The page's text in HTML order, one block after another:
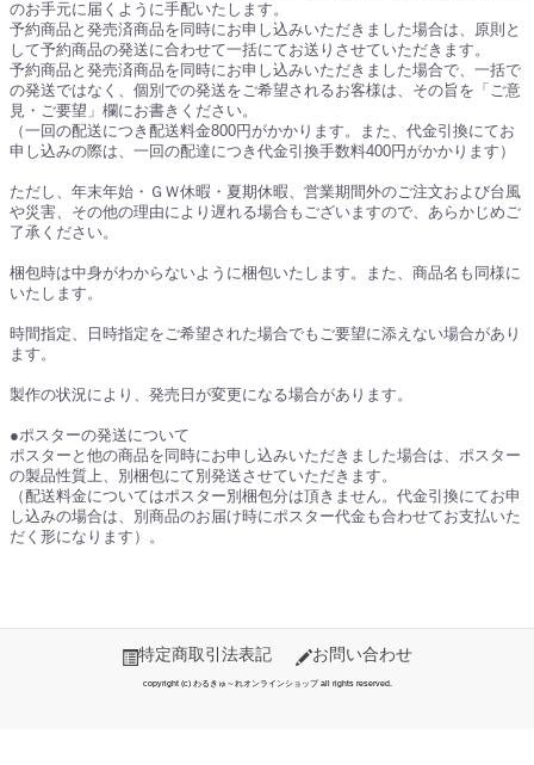
のお手元に届くように手配いたします。
予約商品と発売済商品を同時にお申し込みいただきました場合は、原則と
して予約商品の発送に合わせて一括にてお送りさせていただきます。
予約商品と発売済商品を同時にお申し込みいただきました場合で、一括で
の発送ではなく、個別での発送をご希望されるお客様は、その旨を「ご意
見・ご要望」欄にお書きください。
（一回の配送につき配送料金800円がかかります。また、代金引換にてお
申し込みの際は、一回の配達につき代金引換手数料400円がかかります）
ただし、年末年始・ＧＷ休暇・夏期休暇、営業期間外のご注文および台風
や災害、その他の理由により遅れる場合もございますので、あらかじめご
了承ください。
梱包時は中身がわからないように梱包いたします。また、商品名も同様に
いたします。
時間指定、日時指定をご希望された場合でもご要望に添えない場合があり
ます。
製作の状況により、発売日が変更になる場合があります。
●ポスターの発送について
ポスターと他の商品を同時にお申し込みいただきました場合は、ポスター
の製品性質上、別梱包にて別発送させていただきます。
（配送料金についてはポスター別梱包分は頂きません。代金引換にてお申
し込みの場合は、別商品のお届け時にポスター代金も合わせてお支払いた
だく形になります）。
特定商取引法表記 お問い合わせ
copyright (c) わるきゅ～れオンラインショップ all rights reserved.